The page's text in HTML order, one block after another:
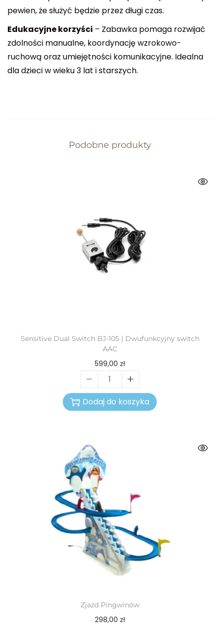
pewien, że służyć będzie przez długi czas.
Edukacyjne korzyści – Zabawka pomaga rozwijać
zdolności manualne, koordynację wzrokowo-
ruchową oraz umiejętności komunikacyjne. Idealna
dla dzieci w wieku 3 lat i starszych.
Podobne produkty
Sensitive Dual Switch BJ-105 | Dwufunkcyjny switch
AAC
599,00 zł
Dodaj do koszyka
Zjazd Pingwinów
298,00 zł